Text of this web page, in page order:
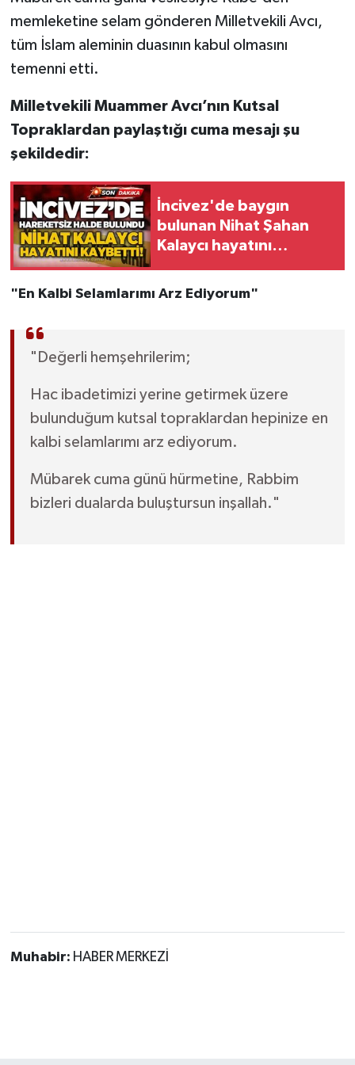
memleketine selam gönderen Milletvekili Avcı,
tüm İslam aleminin duasının kabul olmasını
temenni etti.
Milletvekili Muammer Avcı’nın Kutsal
Topraklardan paylaştığı cuma mesajı şu
şekildedir:
İncivez'de baygın
bulunan Nihat Şahan
Kalaycı hayatını
"En Kalbi Selamlarımı Arz Ediyorum"
"Değerli hemşehrilerim;
Hac ibadetimizi yerine getirmek üzere
bulunduğum kutsal topraklardan hepinize en
kalbi selamlarımı arz ediyorum.
Mübarek cuma günü hürmetine, Rabbim
bizleri dualarda buluştursun inşallah."
Muhabir: HABER MERKEZİ
Gökçebey
GÜNDEM
Kilimli
Kültür - Sanat
MAGAZİN
Röportaj
Sağlık
SİYASET
Spor